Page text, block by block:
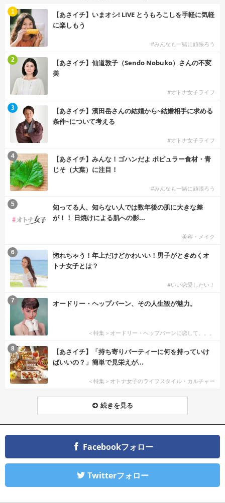
【あさイチ】いまオシ! LIVE とうもろこしを手軽に気軽
に楽しもう
#みんなも一緒に頑張ろう
1
【あさイチ】仙道敦子（Sendo Nobuko）さんの不変
美
#オトナ女子ライフ
2
【あさイチ】濱田岳さんの結婚から~結婚相手に求める
条件~について考える
#オトナ女子ライフ
3
【あさイチ】みんな！ゴハンだよ ポピュラー食材・青
じそ（大葉）に注目！
#みんなも一緒に頑張ろう
4
知ってる人、知らない人では数年後の肌に大きな差
が！！ 日焼けによる肌への影...
美容・メイク
5
惚れちゃう！年上だけどかわいい！男子がときめくオ
トナ女子とは？
#いい恋愛したい！
6
オードリー・ヘップバーン、その人生観が魅力。
＜特集＞オードリー・ヘップバーンに恋して。。。
7
【あさイチ】「持ち寄りパーティーに何を持っていけ
ばいいの？」簡単で見栄えが...
＜特集＞オトナ女子のライフスタイル・カルチャー
8
続きを見る
Facebookフォロー
Twitterフォロー